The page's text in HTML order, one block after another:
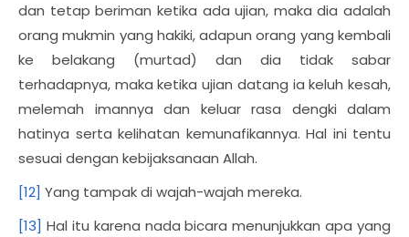
dan tetap beriman ketika ada ujian, maka dia adalah
orang mukmin yang hakiki, adapun orang yang kembali
ke belakang (murtad) dan dia tidak sabar
terhadapnya, maka ketika ujian datang ia keluh kesah,
melemah imannya dan keluar rasa dengki dalam
hatinya serta kelihatan kemunafikannya. Hal ini tentu
sesuai dengan kebijaksanaan Allah.
[12] Yang tampak di wajah-wajah mereka.
[13] Hal itu karena nada bicara menunjukkan apa yang